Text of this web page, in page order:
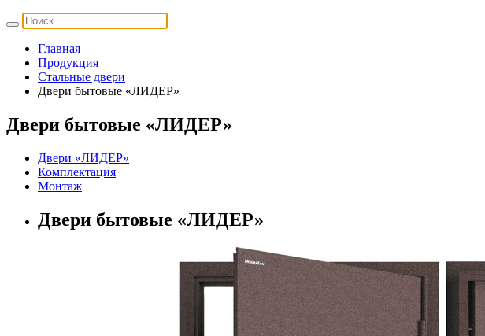
Главная
Продукция
Стальные двери
Двери бытовые «ЛИДЕР»
Двери бытовые «ЛИДЕР»
Двери «ЛИДЕР»
Комплектация
Монтаж
Двери бытовые «ЛИДЕР»